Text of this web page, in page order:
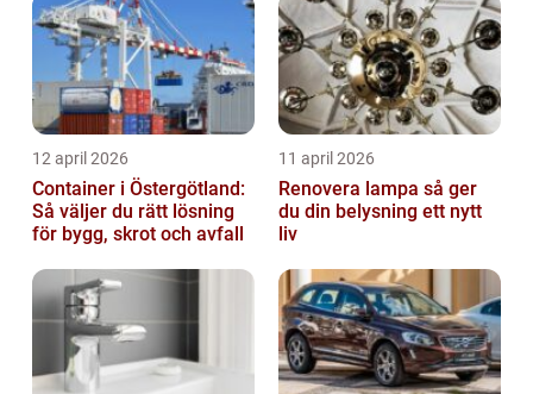
12 april 2026
Container i Östergötland:
Så väljer du rätt lösning
för bygg, skrot och avfall
11 april 2026
Renovera lampa så ger
du din belysning ett nytt
liv